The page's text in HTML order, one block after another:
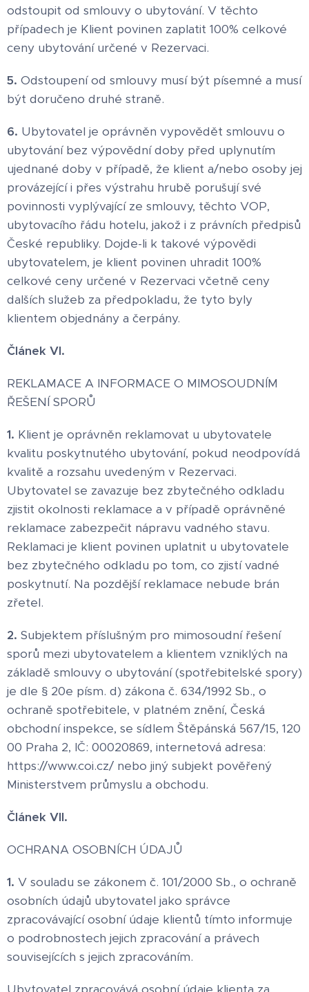
odstoupit od smlouvy o ubytování. V těchto
případech je Klient povinen zaplatit 100% celkové
ceny ubytování určené v Rezervaci.
5. Odstoupení od smlouvy musí být písemné a musí
být doručeno druhé straně.
6. Ubytovatel je oprávněn vypovědět smlouvu o
ubytování bez výpovědní doby před uplynutím
ujednané doby v případě, že klient a/nebo osoby jej
provázející i přes výstrahu hrubě porušují své
povinnosti vyplývající ze smlouvy, těchto VOP,
ubytovacího řádu hotelu, jakož i z právních předpisů
České republiky. Dojde-li k takové výpovědi
ubytovatelem, je klient povinen uhradit 100%
celkové ceny určené v Rezervaci včetně ceny
dalších služeb za předpokladu, že tyto byly
klientem objednány a čerpány.
Článek VI.
REKLAMACE A INFORMACE O MIMOSOUDNÍM
ŘEŠENÍ SPORŮ
1. Klient je oprávněn reklamovat u ubytovatele
kvalitu poskytnutého ubytování, pokud neodpovídá
kvalitě a rozsahu uvedeným v Rezervaci.
Ubytovatel se zavazuje bez zbytečného odkladu
zjistit okolnosti reklamace a v případě oprávněné
reklamace zabezpečit nápravu vadného stavu.
Reklamaci je klient povinen uplatnit u ubytovatele
bez zbytečného odkladu po tom, co zjistí vadné
poskytnutí. Na pozdější reklamace nebude brán
zřetel.
2. Subjektem příslušným pro mimosoudní řešení
sporů mezi ubytovatelem a klientem vzniklých na
základě smlouvy o ubytování (spotřebitelské spory)
je dle § 20e písm. d) zákona č. 634/1992 Sb., o
ochraně spotřebitele, v platném znění, Česká
obchodní inspekce, se sídlem Štěpánská 567/15, 120
00 Praha 2, IČ: 00020869, internetová adresa:
https://www.coi.cz/ nebo jiný subjekt pověřený
Ministerstvem průmyslu a obchodu.
Článek VII.
OCHRANA OSOBNÍCH ÚDAJŮ
1. V souladu se zákonem č. 101/2000 Sb., o ochraně
osobních údajů ubytovatel jako správce
zpracovávající osobní údaje klientů tímto informuje
o podrobnostech jejich zpracování a právech
souvisejících s jejich zpracováním.